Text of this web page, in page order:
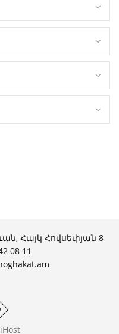
Հայկ Հովսեփյան 8
08 11
iHost